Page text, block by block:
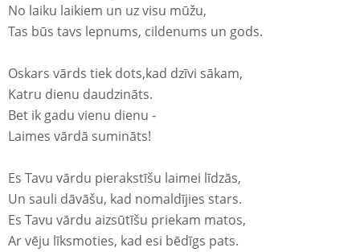
No laiku laikiem un uz visu mūžu,
Tas būs tavs lepnums, cildenums un gods.
Oskars vārds tiek dots,kad dzīvi sākam,
Katru dienu daudzināts.
Bet ik gadu vienu dienu -
Laimes vārdā sumināts!
Es Tavu vārdu pierakstīšu laimei līdzās,
Un sauli dāvāšu, kad nomaldījies stars.
Es Tavu vārdu aizsūtīšu priekam matos,
Ar vēju līksmoties, kad esi bēdīgs pats.